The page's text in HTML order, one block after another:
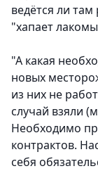
ведётся ли
"хапает
"А какая
новых
из них не
случай взяли
Необходимо
контрактов.
себя